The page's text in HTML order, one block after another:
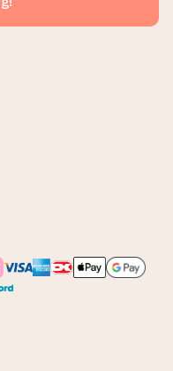
til en sand